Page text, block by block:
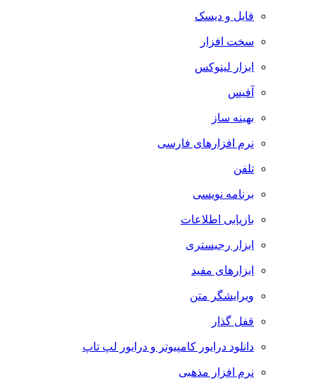
فایل و دیسک
سخت افزار
ابزار لینوکس
آفیس
بهینه ساز
نرم افزارهای فارسی
تلفن
برنامه نویسی
بازیابی اطلاعات
ابزار رجیستری
ابزارهای مفید
ویرایشگر متن
قفل گذار
دانلود درایور کامپیوتر و درایور لپ تاپ
نرم افزار مذهبی